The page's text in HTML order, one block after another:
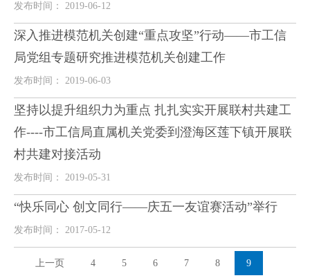
发布时间： 2019-06-12
深入推进模范机关创建“重点攻坚”行动——市工信
局党组专题研究推进模范机关创建工作
发布时间： 2019-06-03
坚持以提升组织力为重点 扎扎实实开展联村共建工
作----市工信局直属机关党委到澄海区莲下镇开展联
村共建对接活动
发布时间： 2019-05-31
“快乐同心 创文同行——庆五一友谊赛活动”举行
发布时间： 2017-05-12
上一页 4 5 6 7 8 9